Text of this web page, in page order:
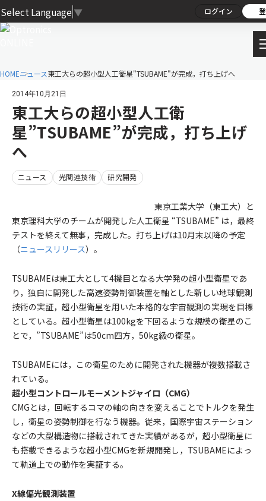
Select Language ▼ ログイン
HOMEニュース東工大らの超小型人工衛星"TSUBAME"が完成，打ち上げへ
2014年10月21日
東工大らの超小型人工衛
星”TSUBAME”が完成，打ち上げ
へ
ニュース 光関連技術 研究開発
東京工業大学（東工大）と
東京理科大学のチームが開発した人工衛星 “TSUBAME” は，最終
テストを終えて無事，完成した。打ち上げは10月末以降の予定
（ニュースリリース）。
TSUBAMEは東工大として4機目となる大学発の超小型衛星であ
り，独自に開発した高速姿勢制御装置を軸とした新しい地球観測
技術の実証，超小型衛星を用いた本格的な宇宙観測の実現を目標
としている。超小型衛星は100kgを下回るような規模の衛星のこ
とで，”TSUBAME”は50cm四方，50kg級の衛星。
TSUBAMEには，この衛星のために開発された機器が複数搭載さ
れている。
超小型コントロールモーメントジャイロ（CMG）
CMGとは，回転するコマの軸の向きを変えることでトルクを発生
し，衛星の姿勢制御を行なう機器。従来，国際宇宙ステーション
などの大型構造物に搭載されてきた実績があるが，超小型衛星に
も搭載できるような超小型CMGを新規開発し，TSUBAMEによっ
て軌道上での動作を実証する。
X線偏光観測装置